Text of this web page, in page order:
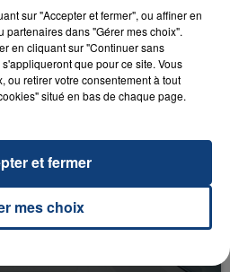
LENS : UNE FEMME ET
VIE ET LA...
par le feu après avoir
et leur bébé de trois mois
RESSORT DE LA...
sur "Accepter et fermer", ou affiner en
partenaires dans "Gérer mes choix".
en cliquant sur "Continuer sans
que pour ce site. Vous
ou retirer votre consentement à tout
situé en bas de chaque page.
mes choix
et fermer